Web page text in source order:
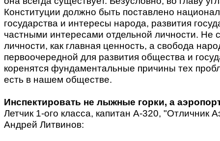
Конституции должно быть поставлено
государства и интересы народа, развития
частными интересами отдельной личности. Не
личности, как главная ценность, а свобода
первоочередной для развития общества и
коренятся фундаментальные причины тех
есть в нашем обществе.
Инспектировать не лыжные горки, а
Летчик 1-ого класса, капитан А-320, "Отличник
Андрей Литвинов: